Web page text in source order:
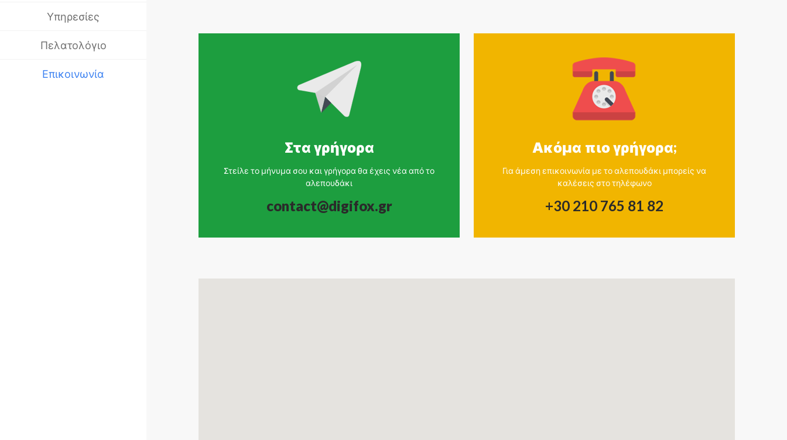
Υπηρεσίες
Πελατολόγιο
Επικοινωνία
Στα γρήγορα
Στείλε το μήνυμα σου και γρήγορα θα έχεις νέα από το
αλεπουδάκι
contact@digifox.gr
Ακόμα πιο γρήγορα;
Για άμεση επικοινωνία με το αλεπουδάκι μπορείς να
καλέσεις στο τηλέφωνο
+30 210 765 81 82